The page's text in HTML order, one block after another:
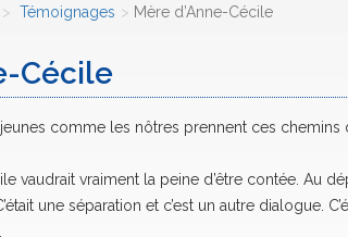
Témoignages Mère d’Anne-Cécile
Cécile
jeunes comme les nôtres prennent ces
vaudrait vraiment la peine d’être contée. Au
une séparation et c’est un autre dialogue.